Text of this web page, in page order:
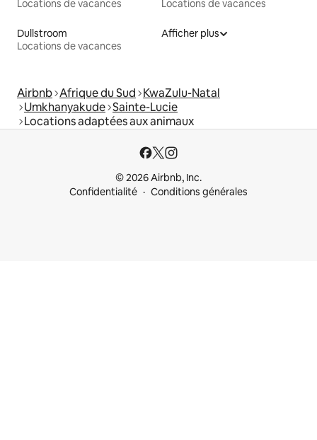
Locations de vacances
Locations de vacances
Dullstroom
Locations de vacances
Afficher plus
Airbnb Afrique du Sud KwaZulu-Natal
Umkhanyakude Sainte-Lucie
Locations adaptées aux animaux
© 2026 Airbnb, Inc.
Confidentialité
Conditions générales